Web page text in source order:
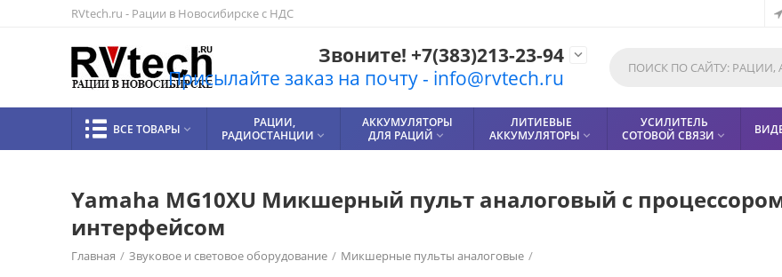
RVtech.ru - Рации в Новосибирске с НДС
Звоните! +7(383)213-23-94
Присылайте заказ на почту - info@rvtech.ru

ВСЕ ТОВАРЫ 
РАЦИИ,
РАДИОСТАНЦИИ 
АККУМУЛЯТОРЫ
ДЛЯ РАЦИЙ 
ЛИТИЕВЫЕ
АККУМУЛЯТОРЫ 
УСИЛИТЕЛЬ
СОТОВОЙ СВЯЗИ 
Yamaha MG10XU Микшерный пульт аналоговый с
интерфейсом
Главная / Звуковое и световое оборудование / Микшерные пульты аналоговые /